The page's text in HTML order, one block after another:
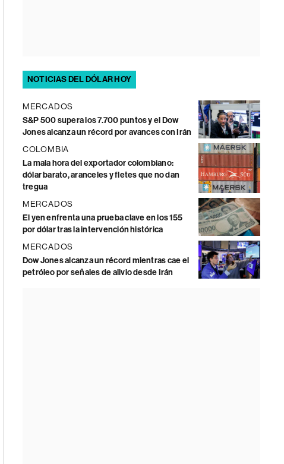
NOTICIAS DEL DÓLAR HOY
MERCADOS
S&P 500 supera los 7.700 puntos y el Dow
Jones alcanza un récord por avances con Irán
COLOMBIA
La mala hora del exportador colombiano:
dólar barato, aranceles y fletes que no dan
tregua
MERCADOS
El yen enfrenta una prueba clave en los 155
por dólar tras la intervención histórica
MERCADOS
Dow Jones alcanza un récord mientras cae el
petróleo por señales de alivio desde Irán